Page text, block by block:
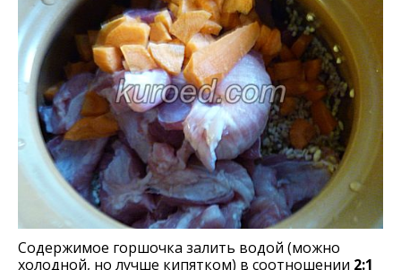
Содержимое горшочка залить водой (можно
холодной, но лучше кипятком) в соотношении 2:1